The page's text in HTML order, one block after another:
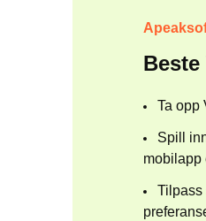
Ta opp
Spill
mobilapp
Tilpass